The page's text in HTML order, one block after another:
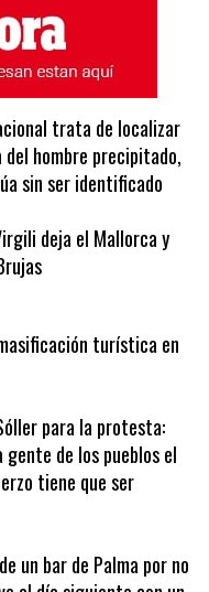
trata de localizar
hombre precipitado,
sin ser identificado
deja el Mallorca y
turística en
para la protesta:
de los pueblos el
tiene que ser